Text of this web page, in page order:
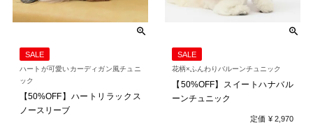
SALE
ハートが可愛いカーディガン風チュニ
ック
【50%OFF】ハートリラックス
ノースリーブ
SALE
花柄×ふんわりバルーンチュニック
【50%OFF】スイートハナバル
ーンチュニック
定価 ¥ 2,970